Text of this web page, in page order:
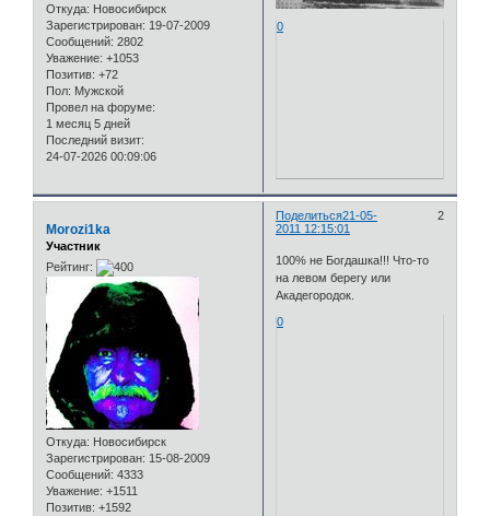
Откуда: Новосибирск
Зарегистрирован: 19-07-2009
Сообщений: 2802
Уважение: +1053
Позитив: +72
Пол: Мужской
Провел на форуме:
1 месяц 5 дней
Последний визит:
24-07-2026 00:09:06
0
Поделиться 2
21-05-
2011 12:15:01
Morozi1ka
Участник
Рейтинг:
Откуда: Новосибирск
Зарегистрирован: 15-08-2009
Сообщений: 4333
Уважение: +1511
Позитив: +1592
100% не Богдашка!!! Что-то
на левом берегу или
Акадегородок.
0